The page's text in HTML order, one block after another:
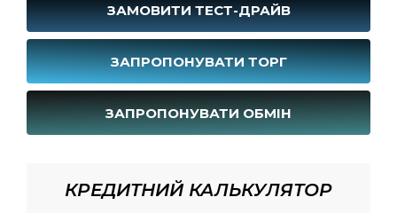
ЗАМОВИТИ ТЕСТ-ДРАЙВ
ЗАПРОПОНУВАТИ ТОРГ
ЗАПРОПОНУВАТИ ОБМІН
КРЕДИТНИЙ КАЛЬКУЛЯТОР